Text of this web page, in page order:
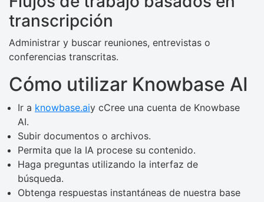
transcripción
Administrar y buscar reuniones, entrevistas o
conferencias transcritas.
Cómo utilizar Knowbase AI
Ir a knowbase.aiy cCree una cuenta de Knowbase
AI.
Subir documentos o archivos.
Permita que la IA procese su contenido.
Haga preguntas utilizando la interfaz de
búsqueda.
Obtenga respuestas instantáneas de nuestra base